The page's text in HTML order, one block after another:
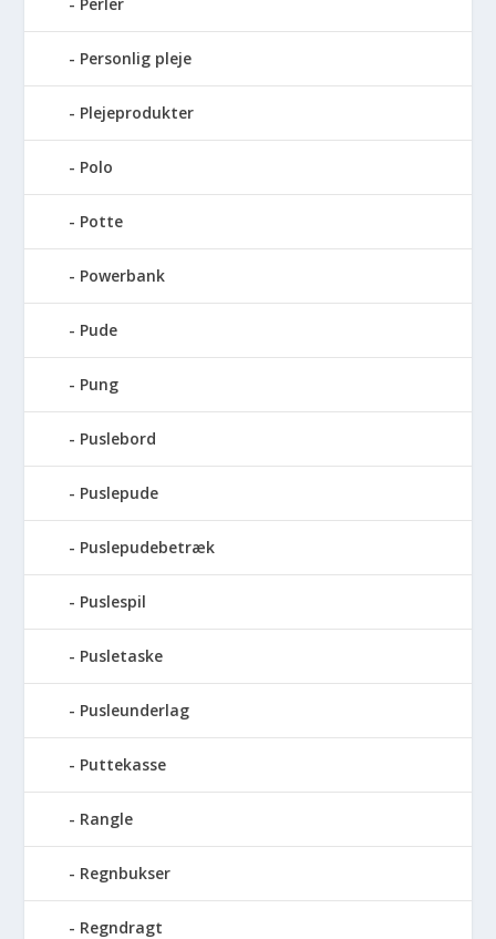
Personlig pleje
Plejeprodukter
Polo
Potte
Powerbank
Pude
Pung
Puslebord
Puslepude
Puslepudebetræk
Puslespil
Pusletaske
Pusleunderlag
Puttekasse
Rangle
Regnbukser
Regndragt